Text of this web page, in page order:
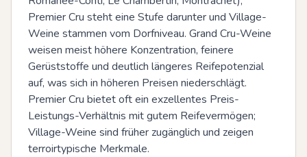
Premier Cru steht eine Stufe darunter und Village-
Weine stammen vom Dorfniveau. Grand Cru-Weine
weisen meist höhere Konzentration, feinere
Gerüststoffe und deutlich längeres Reifepotenzial
auf, was sich in höheren Preisen niederschlägt.
Premier Cru bietet oft ein exzellentes Preis-
Leistungs-Verhältnis mit gutem Reifevermögen;
Village-Weine sind früher zugänglich und zeigen
terroirtypische Merkmale.